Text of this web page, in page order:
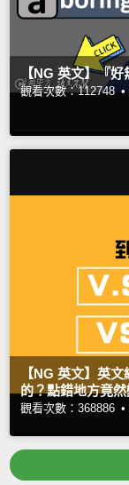
【NG 英文】『
觀看次數：112748 •
【NG 英文】英
的？點錯地方竟
觀看次數：368886 •